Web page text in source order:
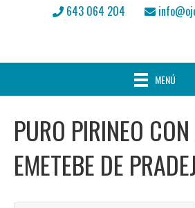
643 064 204
MENÚ
PURO PIRINEO
EMETEBE DE